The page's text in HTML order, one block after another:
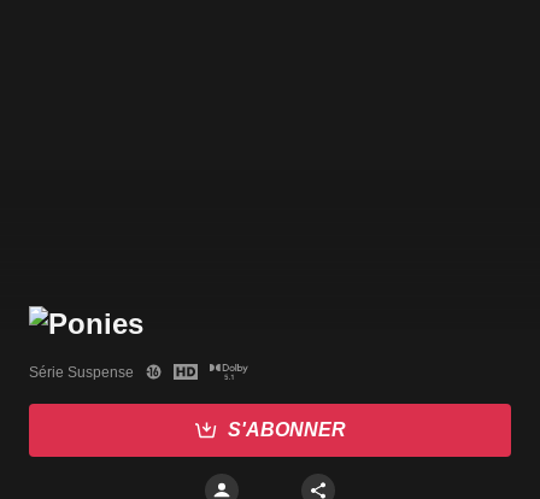
Série Suspense
S'ABONNER